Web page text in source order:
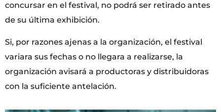
concursar en el festival, no podrá ser retirado antes
de su última exhibición.
Si, por razones ajenas a la organización, el festival
variara sus fechas o no llegara a realizarse, la
organización avisará a productoras y distribuidoras
con la suficiente antelación.